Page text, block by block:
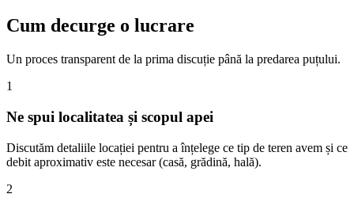
Cum decurge o lucrare
Un proces transparent de la prima discuție până la predarea puțului.
1
Ne spui localitatea și scopul apei
Discutăm detaliile locației pentru a înțelege ce tip de teren avem și ce
debit aproximativ este necesar (casă, grădină, hală).
2